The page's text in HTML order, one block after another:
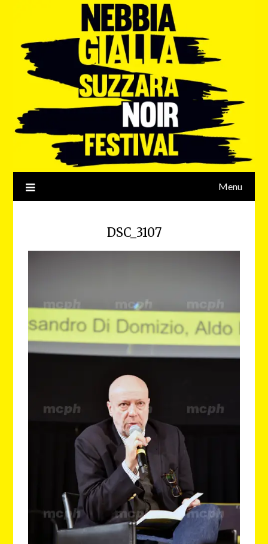
Menu
DSC_3107